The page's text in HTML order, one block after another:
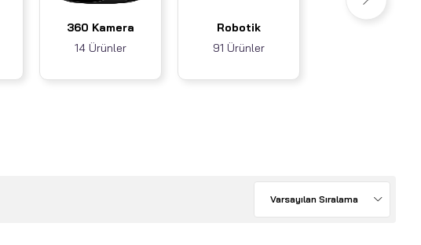
360 Kamera
14 Ürünler
Robotik
91 Ürünler
Varsayılan Sıralama